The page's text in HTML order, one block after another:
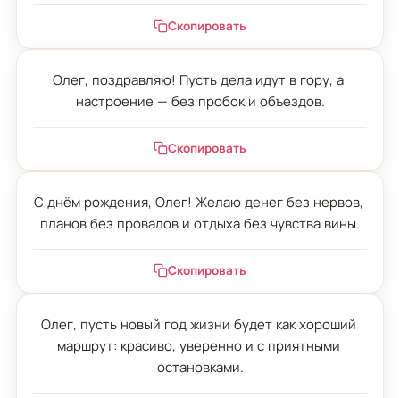
Скопировать
Олег, поздравляю! Пусть дела идут в гору, а
настроение — без пробок и объездов.
Скопировать
С днём рождения, Олег! Желаю денег без нервов,
планов без провалов и отдыха без чувства вины.
Скопировать
Олег, пусть новый год жизни будет как хороший
маршрут: красиво, уверенно и с приятными
остановками.